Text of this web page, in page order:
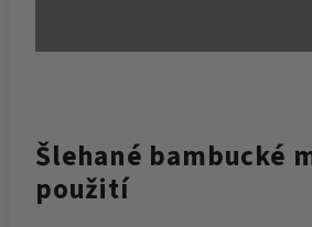
Šlehané bambucké
použití